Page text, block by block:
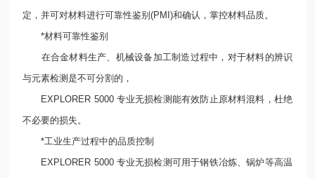
定，并可对材料进行可靠性鉴别(PMI)和确认，掌控材料品质。
*材料可靠性鉴别
在合金材料生产、机械设备加工制造过程中，对于材料的辨识
与元素检测是不可分割的，
EXPLORER 5000 专业无损检测能有效防止原材料混料，杜绝
不必要的损失。
*工业生产过程中的品质控制
EXPLORER 5000 专业无损检测可用于钢铁冶炼、锅炉等高温